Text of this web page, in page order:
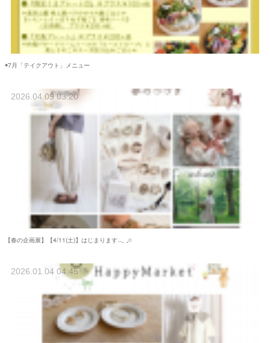
◉7月「テイクアウト」メニュー
【春の企画展】【4/11(土)】はじまります𓂃 𓈒𓏸
2026.04.09 03:20
2026.01.04 04:45